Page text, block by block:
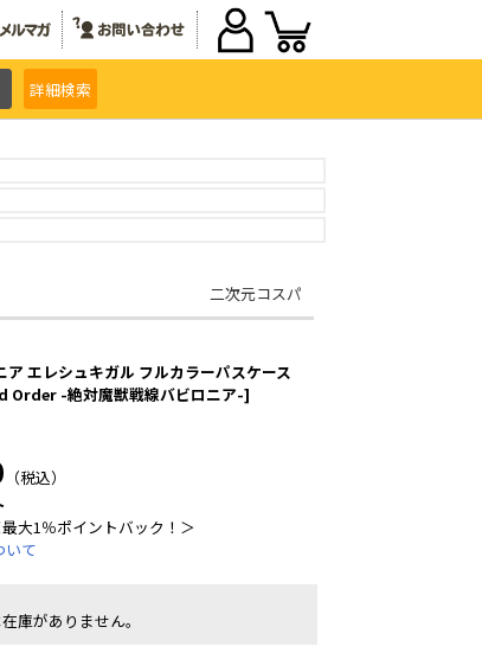
詳細検索
二次元コスパ
ア エレシュキガル フルカラーパスケース
Order -絶対魔獣戦線バビロニア-]
（税込）
大1％ポイントバック！＞
いて
庫がありません。